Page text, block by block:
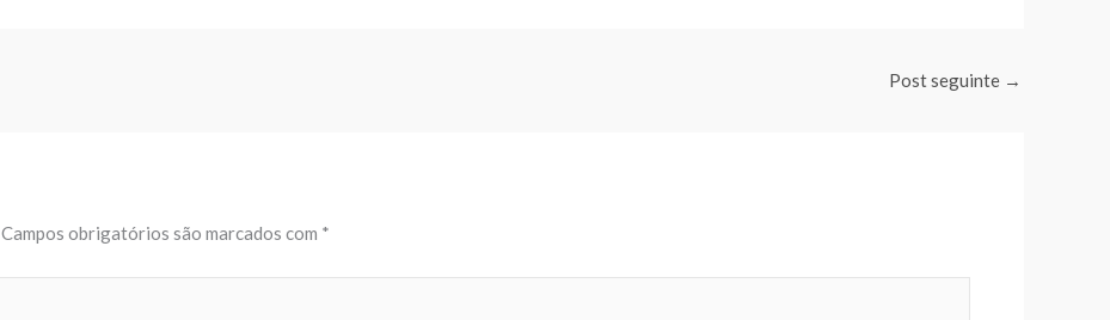
Post seguinte →
Campos obrigatórios são marcados com *